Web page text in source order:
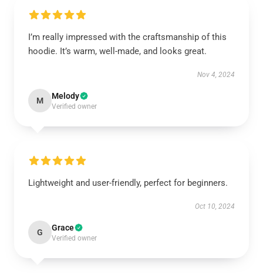
I’m really impressed with the craftsmanship of this
hoodie. It’s warm, well-made, and looks great.
Nov 4, 2024
M Melody
Verified owner
Lightweight and user-friendly, perfect for beginners.
Oct 10, 2024
G Grace
Verified owner